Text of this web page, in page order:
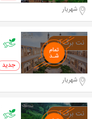
شهریار
0 خرید
شهریار